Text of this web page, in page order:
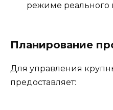
режиме реального
Планирование
Для управления
предоставляет: